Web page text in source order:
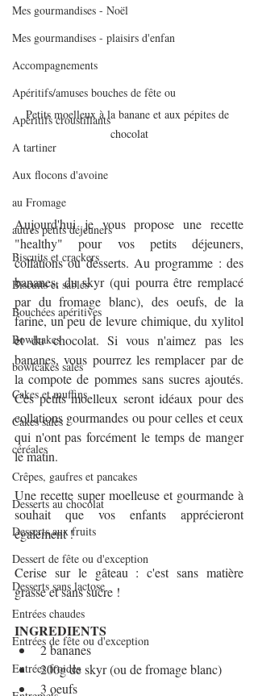
Mes gourmandises - Noël
Mes gourmandises - plaisirs d'enfan
Accompagnements
Apéritifs/amuses bouches de fête ou
Apéritifs croustillants
A tartiner
Aux flocons d'avoine
au Fromage
autres petits déjeuners
Biscuits et crackers
Biscuits et sablés
Bouchées apéritives
Bowlcakes
bowlcakes salés
Cakes et muffins
Cakes salés
céréales
Crêpes, gaufres et pancakes
Desserts au chocolat
Desserts aux fruits
Dessert de fête ou d'exception
Desserts sans lactose
Entrées chaudes
Entrées de fête ou d'exception
Entrées froides
Petits moelleux à la banane et aux pépites de
chocolat
Aujourd'hui je vous propose une recette
"healthy" pour vos petits déjeuners,
collations ou desserts. Au programme : des
bananes, du skyr (qui pourra être remplacé
par du fromage blanc), des oeufs, de la
farine, un peu de levure chimique, du xylitol
et du chocolat. Si vous n'aimez pas les
bananes, vous pourrez les remplacer par de
la compote de pommes sans sucres ajoutés.
Ces petits moelleux seront idéaux pour des
collations gourmandes ou pour celles et ceux
qui n'ont pas forcément le temps de manger
le matin.
Une recette super moelleuse et gourmande à
souhait que vos enfants apprécieront
également !
Cerise sur le gâteau : c'est sans matière
grasse et sans sucre !
INGREDIENTS
2 bananes
200g de skyr (ou de fromage blanc)
3 oeufs